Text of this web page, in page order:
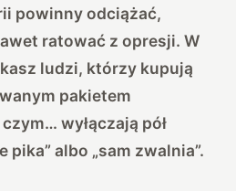
powinny odciążać,
ratować z opresji. W
ludzi, którzy kupują
pakietem
wyłączają pół
pika” albo „sam zwalnia”.